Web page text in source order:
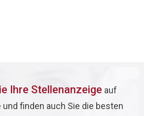
Ihre Stellenanzeige auf
und finden auch Sie die besten